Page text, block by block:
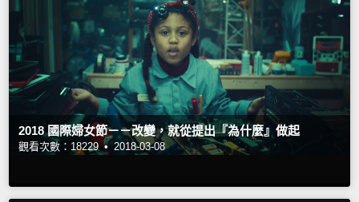
2018 國際婦女節－－改變，就從提出『為什麼』做起
觀看次數：18229 • 2018-03-08